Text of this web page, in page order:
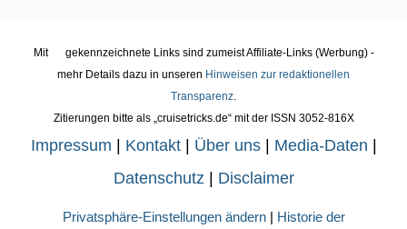
Mit
gekennzeichnete Links sind zumeist Affiliate-Links (Werbung) -
mehr Details dazu in unseren Hinweisen zur redaktionellen
Transparenz.
Zitierungen bitte als „cruisetricks.de“ mit der ISSN 3052-816X
Impressum Kontakt| Über uns| Media-Daten
Datenschutz| Disclaimer
Privatsphäre-Einstellungen ändern|
Historie der